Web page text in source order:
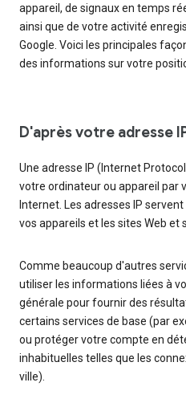
appareil, de signaux en temps
ainsi que de votre activité
Google. Voici les principales
des informations sur votre
D'après votre adresse
Une adresse IP (Internet
votre ordinateur ou appareil par
Internet. Les adresses IP
vos appareils et les sites Web et
Comme beaucoup d'autres
utiliser les informations liées à
générale pour fournir des
certains services de base (par
ou protéger votre compte en
inhabituelles telles que les
ville).